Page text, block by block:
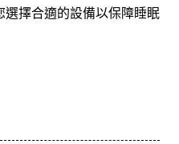
擇合適的設備以保障睡眠